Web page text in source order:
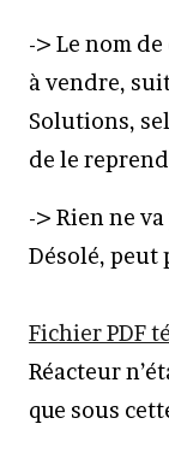
-> Le nom
à vendre,
Solutions,
de le
-> Rien ne
Désolé, peut
Fichier PDF
Réacteur
que sous